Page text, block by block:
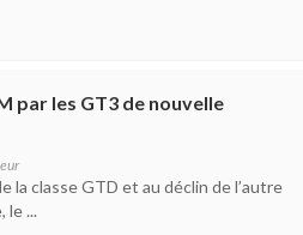
par les GT3 de nouvelle
la classe GTD et au déclin de l’autre
le ...